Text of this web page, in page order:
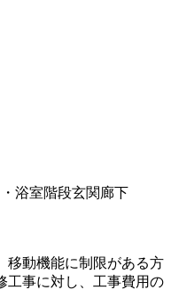
浴室階段玄関廊下
移動機能に制限がある方
工事に対し、工事費用の